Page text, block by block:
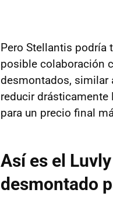
Pero Stellantis podría
posible colaboración
desmontados, similar
reducir
para un precio final
Así es el
desmontado